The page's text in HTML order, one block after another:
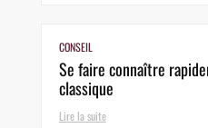
CONSEIL
Se faire connaître
classique
Lire la suite